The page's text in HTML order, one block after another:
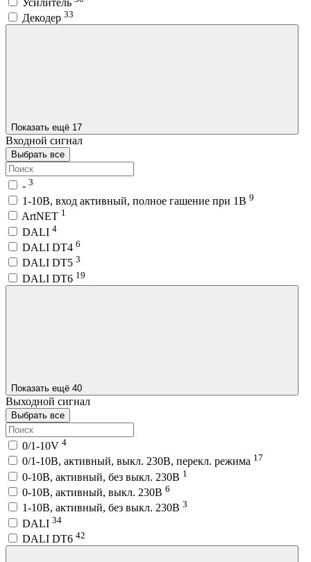
Усилитель
Декодер 33
Показать ещё 17
Входной сигнал
Выбрать все
- 3
1-10В, вход активный, полное гашение при 1В 9
ArtNET 1
DALI 4
DALI DT4 6
DALI DT5 3
DALI DT6 19
Показать ещё 40
Выходной сигнал
Выбрать все
0/1-10V 4
0/1-10В, активный, выкл. 230В, перекл. режима 17
0-10В, активный, без выкл. 230В 1
0-10В, активный, выкл. 230В 6
1-10В, активный, без выкл. 230В 3
DALI 34
DALI DT6 42